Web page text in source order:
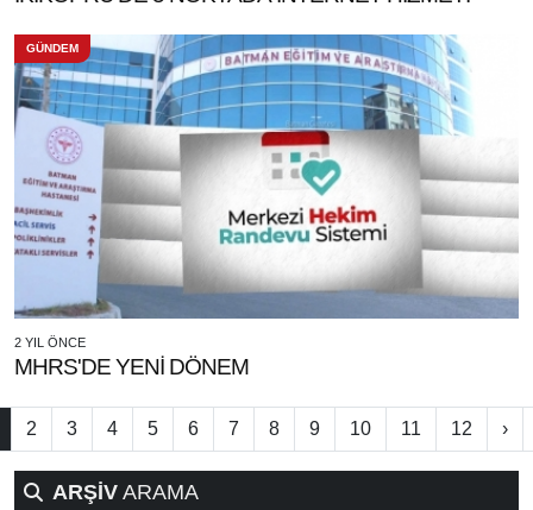
GÜNDEM
2 YIL ÖNCE
MHRS'DE YENİ DÖNEM
2 3 4 5 6 7 8 9 10 11 12 ›
ARŞİV ARAMA